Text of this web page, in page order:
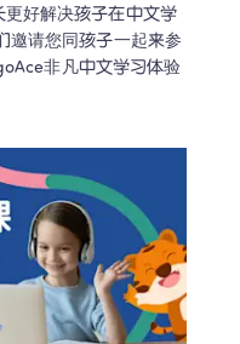
好解决孩子在中文学
邀请您同孩子一起来参
非凡中文学习体验